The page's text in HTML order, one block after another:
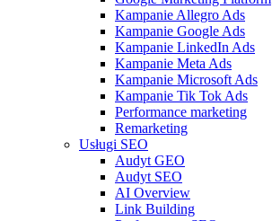
Kampanie Allegro Ads
Kampanie Google Ads
Kampanie LinkedIn Ads
Kampanie Meta Ads
Kampanie Microsoft Ads
Kampanie Tik Tok Ads
Performance marketing
Remarketing
Usługi SEO
Audyt GEO
Audyt SEO
AI Overview
Link Building